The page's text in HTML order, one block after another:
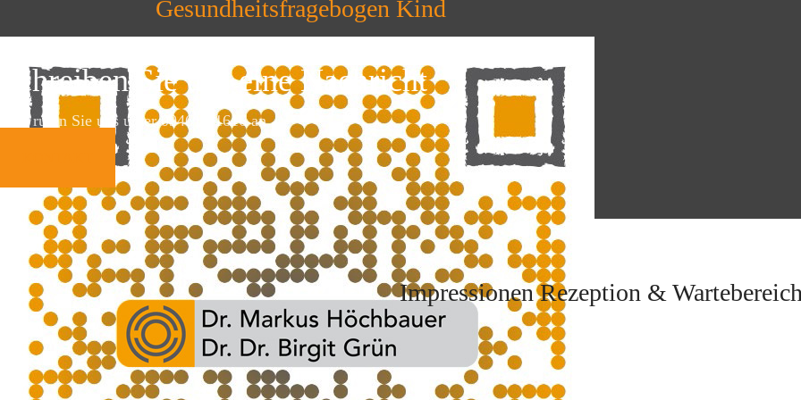
Gesundheitsfragebogen Kind
Schreiben Sie uns eine Nachricht
oder rufen Sie uns unter 09461 / 1616 an
Impressionen Rezeption &